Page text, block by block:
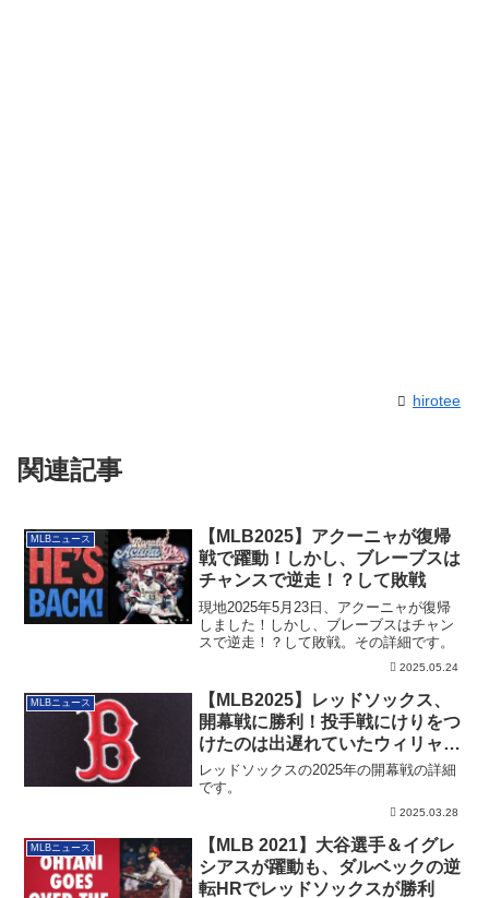
hirotee
関連記事
MLBニュース
【MLB2025】アクーニャが復帰
戦で躍動！しかし、ブレーブスは
チャンスで逆走！？して敗戦
現地2025年5月23日、アクーニャが復帰
しました！しかし、ブレーブスはチャン
スで逆走！？して敗戦。その詳細です。
2025.05.24
MLBニュース
【MLB2025】レッドソックス、
開幕戦に勝利！投手戦にけりをつ
けたのは出遅れていたウィリャ
ー・アブレイユ
レッドソックスの2025年の開幕戦の詳細
です。
2025.03.28
MLBニュース
【MLB 2021】大谷選手＆イグレ
シアスが躍動も、ダルベックの逆
転HRでレッドソックスが勝利